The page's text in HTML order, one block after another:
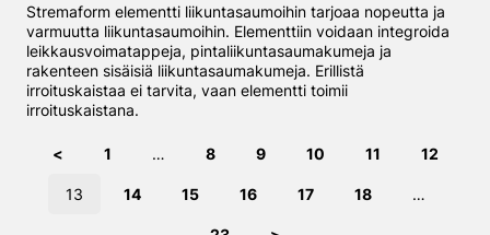
Stremaform elementti liikuntasaumoihin tarjoaa nopeutta ja
varmuutta liikuntasaumoihin. Elementtiin voidaan integroida
leikkausvoimatappeja, pintaliikuntasaumakumeja ja
rakenteen sisäisiä liikuntasaumakumeja. Erillistä
irroituskaistaa ei tarvita, vaan elementti toimii
irroituskaistana.
Artikkelien sivutus
< Sivu
1 … Sivu
8 Sivu
9 Sivu
10 Sivu
11 Sivu
12
Sivu
13 Sivu
14 Sivu
15 Sivu
16 Sivu
17 Sivu
18 …